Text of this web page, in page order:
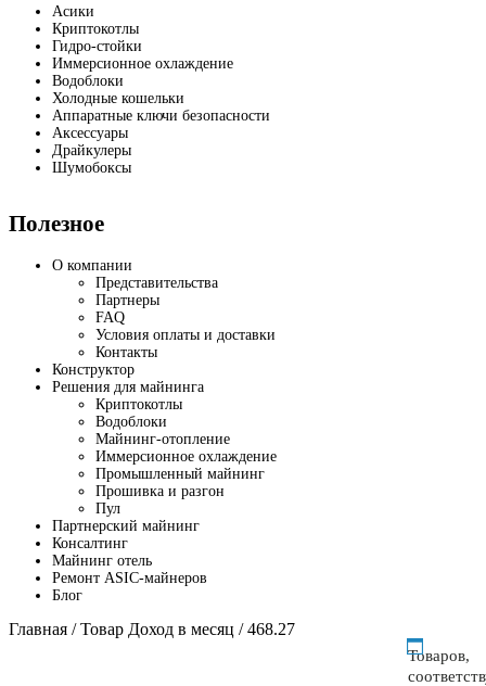
Асики
Криптокотлы
Гидро-стойки
Иммерсионное охлаждение
Водоблоки
Холодные кошельки
Аппаратные ключи безопасности
Аксессуары
Драйкулеры
Шумобоксы
Полезное
О компании
Представительства
Партнеры
FAQ
Условия оплаты и доставки
Контакты
Конструктор
Решения для майнинга
Криптокотлы
Водоблоки
Майнинг-отопление
Иммерсионное охлаждение
Промышленный майнинг
Прошивка и разгон
Пул
Партнерский майнинг
Консалтинг
Майнинг отель
Ремонт ASIC-майнеров
Блог
Главная / Товар Доход в месяц / 468.27
Товаров,